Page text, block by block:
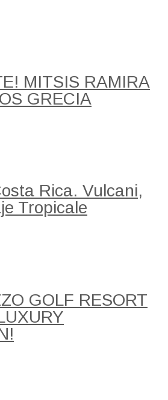
MITSIS RAMIRA
GRECIA
Rica. Vulcani,
Tropicale
GOLF RESORT